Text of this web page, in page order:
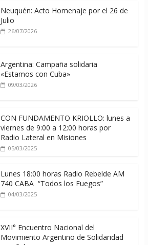
Neuquén: Acto Homenaje por el 26 de
Julio
26/07/2026
Argentina: Campaña solidaria
«Estamos con Cuba»
09/03/2026
CON FUNDAMENTO KRIOLLO: lunes a
viernes de 9:00 a 12:00 horas por
Radio Lateral en Misiones
05/03/2025
Lunes 18:00 horas Radio Rebelde AM
740 CABA “Todos los Fuegos”
04/03/2025
XVII° Encuentro Nacional del
Movimiento Argentino de Solidaridad